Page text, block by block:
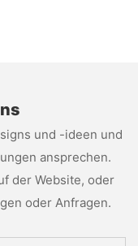
und -ideen und
ansprechen.
der Website, oder
oder Anfragen.